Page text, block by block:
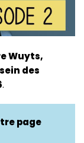
Wuyts,
des
.
page